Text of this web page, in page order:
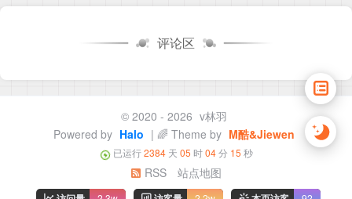
评论区
© 2020 - 2026 v林羽
Powered by Halo | 🌈 Theme by M酷&Jiewen
已运行2384天 05 时04分 16 秒
RSS 站点地图